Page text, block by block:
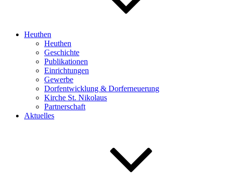
Heuthen
Heuthen
Geschichte
Publikationen
Einrichtungen
Gewerbe
Dorfentwicklung & Dorferneuerung
Kirche St. Nikolaus
Partnerschaft
Aktuelles